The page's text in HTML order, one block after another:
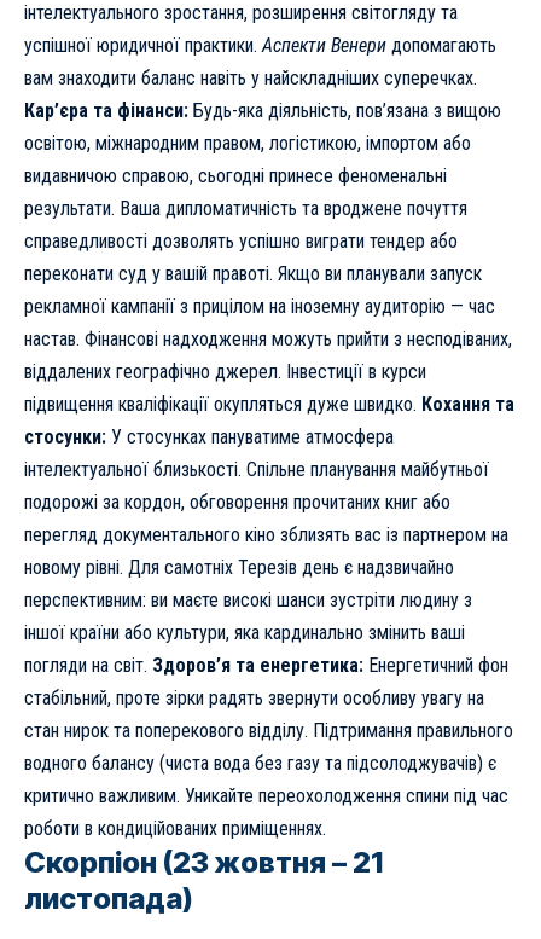
інтелектуального зростання, розширення світогляду та
успішної юридичної практики.Аспекти Венери допомагають
вам знаходити баланс навіть у найскладніших суперечках.
Кар’єра та фінанси: Будь-яка діяльність, пов’язана з вищою
освітою, міжнародним правом, логістикою, імпортом або
видавничою справою, сьогодні принесе феноменальні
результати. Ваша дипломатичність та вроджене почуття
справедливості дозволять успішно виграти тендер або
переконати суд у вашій правоті. Якщо ви планували запуск
рекламної кампанії з прицілом на іноземну аудиторію — час
настав. Фінансові надходження можуть прийти з несподіваних,
віддалених географічно джерел. Інвестиції в курси
підвищення кваліфікації окупляться дуже швидко. Кохання та
стосунки: У стосунках пануватиме атмосфера
інтелектуальної близькості. Спільне планування майбутньої
подорожі за кордон, обговорення прочитаних книг або
перегляд документального кіно зблизять вас із партнером на
новому рівні. Для самотніх Терезів день є надзвичайно
перспективним: ви маєте високі шанси зустріти людину з
іншої країни або культури, яка кардинально змінить ваші
погляди на світ. Здоров’я та енергетика: Енергетичний фон
стабільний, проте зірки радять звернути особливу увагу на
стан нирок та поперекового відділу. Підтримання правильного
водного балансу (чиста вода без газу та підсолоджувачів) є
критично важливим. Уникайте переохолодження спини під час
роботи в кондиційованих приміщеннях.
Скорпіон (23 жовтня – 21
листопада)